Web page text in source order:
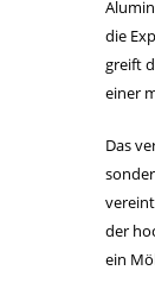
die
greift
einer
Das
der
ein